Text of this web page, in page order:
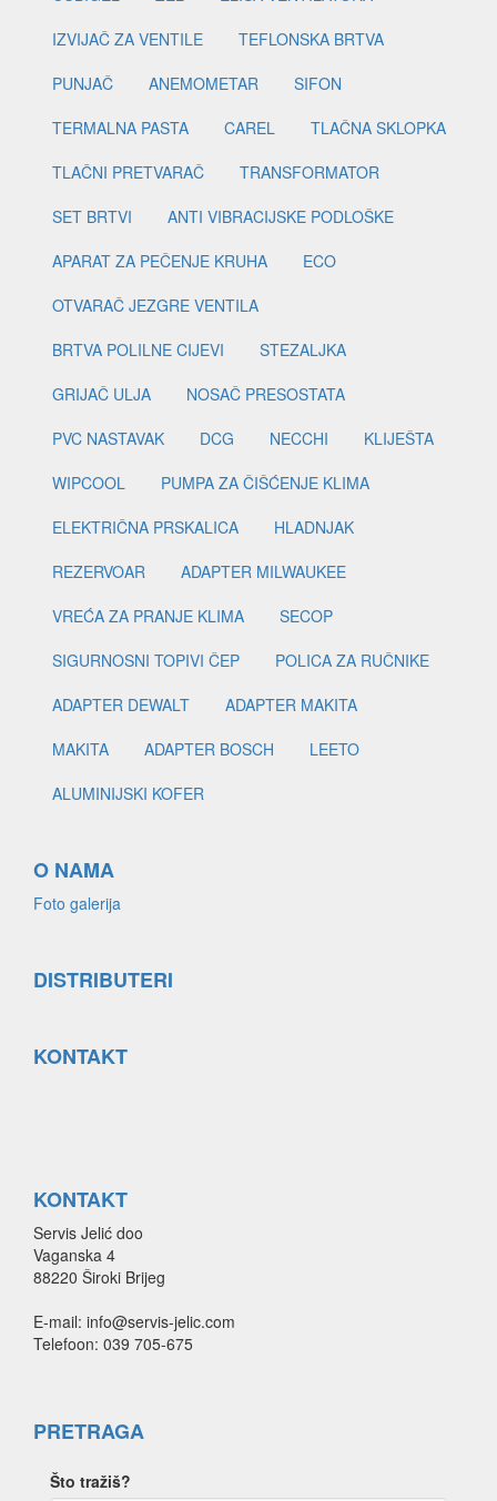
IZVIJAČ ZA VENTILE
TEFLONSKA BRTVA
PUNJAČ
ANEMOMETAR
SIFON
TERMALNA PASTA
CAREL
TLAČNA SKLOPKA
TLAČNI PRETVARAČ
TRANSFORMATOR
SET BRTVI
ANTI VIBRACIJSKE PODLOŠKE
APARAT ZA PEČENJE KRUHA
ECO
OTVARAČ JEZGRE VENTILA
BRTVA POLILNE CIJEVI
STEZALJKA
GRIJAČ ULJA
NOSAČ PRESOSTATA
PVC NASTAVAK
DCG NECCHI
KLIJEŠTA
WIPCOOL
PUMPA ZA ČIŠĆENJE KLIMA
ELEKTRIČNA PRSKALICA
HLADNJAK
REZERVOAR
ADAPTER MILWAUKEE
VREĆA ZA PRANJE KLIMA
SECOP
SIGURNOSNI TOPIVI ČEP
POLICA ZA RUČNIKE
ADAPTER DEWALT
ADAPTER MAKITA
MAKITA
ADAPTER BOSCH
LEETO
ALUMINIJSKI KOFER
O NAMA
Foto galerija
DISTRIBUTERI
KONTAKT
KONTAKT
Servis Jelić doo
Vaganska 4
88220 Široki Brijeg
E-mail: info@servis-jelic.com
Telefoon: 039 705-675
PRETRAGA
Što tražiš?